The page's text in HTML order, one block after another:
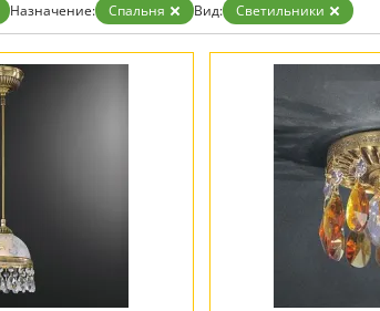
Назначение: Спальня Вид: Светильники